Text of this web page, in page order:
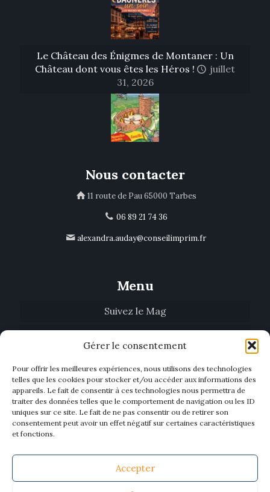
Gérer le consentement
Pour offrir les meilleures expériences, nous utilisons des technologies
telles que les cookies pour stocker et/ou accéder aux informations des
appareils. Le fait de consentir à ces technologies nous permettra de
traiter des données telles que le comportement de navigation ou les ID
uniques sur ce site. Le fait de ne pas consentir ou de retirer son
consentement peut avoir un effet négatif sur certaines caractéristiques
et fonctions.
Accepter
Le Château des Énigmes de Montaner : Un
Château dont vous êtes les Héros !
juillet
31, 2026
Nous contacter
11 route de Pau 65000 Tarbes
06 89 21 74 36
alexandra.auday@conseilimprim.fr
Menu
Suivez le Mag
Biblio’Mag
Nous contacter